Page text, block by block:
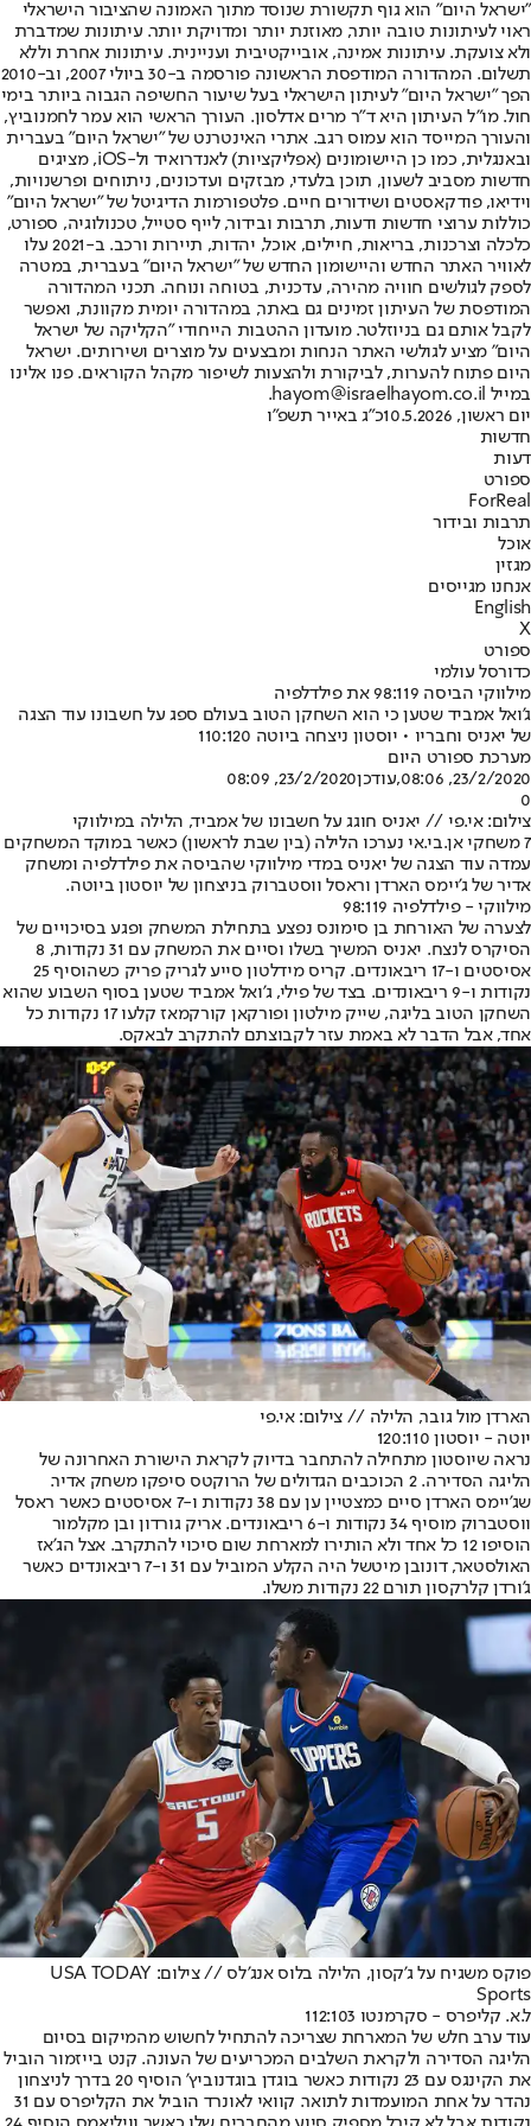
"ישראל היום" הוא גוף תקשורת שנוסד מתוך האמונה שהציבור הישראלי
ראוי לעיתונות טובה יותר, מאוזנת יותר ומדויקת יותר. עיתונות שמדברת
ולא צועקת. עיתונות אמינה, אובייקטיבית ועניינית. עיתונות אחרת וללא
תשלום. המהדורה המודפסת הראשונה פורסמה ב-30 ביולי 2007, וב-2010
הפך "ישראל היום" לעיתון הישראלי בעל שיעור החשיפה הגבוה ביותר בימי
חול. מו"ל העיתון היא ד"ר מרים אדלסון. העורך הראשי הוא עמר לחמנוביץ,
והעורך המייסד הוא עמוס רגב. אתרי האינטרנט של "ישראל היום" בעברית
ובאנגלית, כמו כן היישומונים (אפליקציות) לאנדרואיד ול-iOS, מציגים
חדשות מסביב לשעון, תוכן בלעדי, מבזקים ועדכונים, ניתוחים ופרשנויות,
וידיאו, פודקאסטים ושידורים חיים. פלטפורמות הדיגיטל של "ישראל היום"
כוללות ערוצי חדשות ודעות, תרבות ובידור, לייף סטייל, טכנולוגיה, ספורט,
כלכלה וצרכנות, בריאות, חיילים, אוכל, יהדות, תיירות ורכב. ב-2021 עלו
לאוויר האתר החדש והיישומון החדש של "ישראל היום" בעברית, במטרה
לספק לגולשים חוויה מהירה, עדכנית, בטוחה ונוחה. תכני המהדורה
המודפסת של העיתון זמינים גם באתר, במהדורה יומית מקוונת, ואפשר
לקבל אותם גם בניוזלטר. מועדון ההטבות הייחודי "הקליקה של ישראל
היום" מציע לגולשי האתר הנחות ומבצעים על מוצרים ושירותים. ישראל
היום פתוח להערות, לביקורת ולהצעות לשיפור מקהל הקוראים. פנו אלינו
במייל hayom@israelhayom.co.il.
יום ראשון, 10.5.2026
כ"ג באייר תשפ"ו
חדשות
דעות
ספורט
ForReal
תרבות ובידור
אוכל
מגזין
אנחנו מגייסים
English
X
ספורט
כדורסל עולמי
מילווקי הביסה 98:119 את פילדלפיה
ג'ואל אמביד שטען כי הוא השחקן הטוב בעולם ספג על חשבונו עוד הצגה
של יאניס וחבריו • יוסטון ניצחה ביוטה 110:120
מערכת ספורט היום
23/2/2020, 08:06
,עודכן23/2/2020, 08:09
0
צילום: אי.פי // יאניס חוגג על חשבונו של אמביד, הלילה במילווקי
7 משחקי אן.בי.אי נערכו הלילה (בין שבת לראשון) כאשר במוקד המשחקים
עמדה עוד הצגה של יאניס במדי מילווקי שהביסה את פילדלפיה ומשחק
אדיר של ג'יימס הארדן וראסל ווסטברוק בניצחון של יוסטון ביוטה.
מילווקי - פילדלפיה 98:119
לצערה של האורחת בן סימונס נפצע בתחילת המשחק ופגע בסיכויים של
הסיקרס לנצח. יאניס המשיך בשלו וסיים את המשחק עם 31 נקודות, 8
אסיסטים ו-17 ריבאונדים. קריס מידלטון סייע לגריק פריק כשהוסיף 25
נקודות ו-9 ריבאונדים. בצד של פילי, ג'ואל אמביד שטען בסוף השבוע שהוא
השחקן הטוב בליגה, שייק מילטון ופורקאן קורקמאז קלעו 17 נקודות כל
אחד, אבל הדבר לא באמת עזר לקבוצתם להתקרב לבאקס.
הארדן מול גובר, הלילה // צילום: אי.פי
יוטה - יוסטון 120:110
נראה שיוסטון מתחילה להתחבר בדיוק לקראת הישורת האחרונה של
הליגה הסדירה. 2 הכוכבים הגדולים של הרוקטס סיפקו משחק אדיר.
שג'יימס הארדן סיים כמצטיין ען עם 38 נקודות ו-7 אסיסטים כאשר ראסל
ווסטברוק מוסיף 34 נקודות ו-6 ריבאונדים. אריק גורדון ובן מקלמור
הוסיפו 12 כל אחד ולא הותירו למארחת שום סיכוי להתקרב. אצל הג'אז
האולסטאר, דונובן מיטשל היה הקלע המוביל עם 31 ו-7 ריבאונדים כאשר
ג'ורדן קלרקסון תורם 22 נקודות משלו.
פוקס משגיח על ג'קסון, הלילה בלוס אנג'לס // צילום: USA TODAY
Sports
ל.א. קליפרס - סקרמנטו 112:103
עוד ערב חלש של המארחת שצריכה להתחיל לחשוש מהמיקום בסיום
הליגה הסדירה ולקראת השלבים המכריעים של העונה. קנט בייזמור הוביל
את הקינגס עם 23 נקודות כאשר בוגדן בוגדנוביץ' הוסיף 20 בדרך לניצחון
נהדר על אחת המועמדות לתואר. קוואי לאונרד הוביל את הקליפרס עם 31